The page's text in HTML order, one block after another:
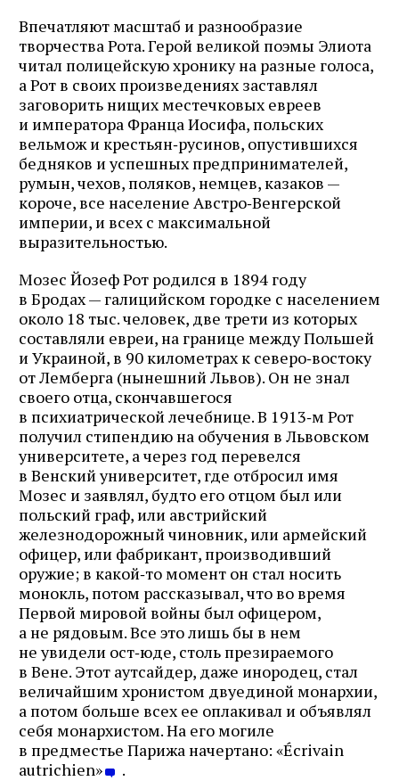
Впечатляют масштаб и разнообразие
творчества Рота. Герой великой поэмы Элиота
читал полицейскую хронику на разные голоса,
а Рот в своих произведениях заставлял
заговорить нищих местечковых евреев
и императора Франца Иосифа, польских
вельмож и крестьян‑русинов, опустившихся
бедняков и успешных предпринимателей,
румын, чехов, поляков, немцев, казаков —
короче, все население Австро‑Венгерской
империи, и всех с максимальной
выразительностью.
Мозес Йозеф Рот родился в 1894 году
в Бродах — галицийском городке с населением
около 18 тыс. человек, две трети из которых
составляли евреи, на границе между Польшей
и Украиной, в 90 километрах к северо‑востоку
от Лемберга (нынешний Львов). Он не знал
своего отца, скончавшегося
в психиатрической лечебнице. В 1913‑м Рот
получил стипендию на обучения в Львовском
университете, а через год перевелся
в Венский университет, где отбросил имя
Мозес и заявлял, будто его отцом был или
польский граф, или австрийский
железнодорожный чиновник, или армейский
офицер, или фабрикант, производивший
оружие; в какой‑то момент он стал носить
монокль, потом рассказывал, что во время
Первой мировой войны был офицером,
а не рядовым. Все это лишь бы в нем
не увидели ост‑юде, столь презираемого
в Вене. Этот аутсайдер, даже инородец, стал
величайшим хронистом двуединой монархии,
а потом больше всех ее оплакивал и объявлял
себя монархистом. На его могиле
в предместье Парижа начертано: «Écrivain
autrichien»
.